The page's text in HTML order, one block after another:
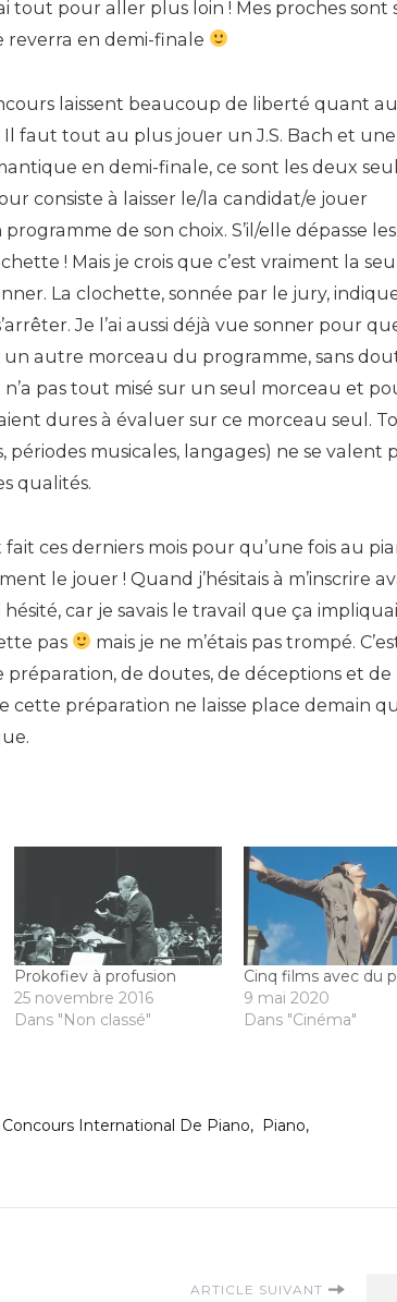
tout pour aller plus loin ! Mes proches sont
reverra en demi-finale
laissent beaucoup de liberté quant au
faut tout au plus jouer un J.S. Bach et une
en demi-finale, ce sont les deux
consiste à laisser le/la candidat/e jouer
de son choix. S’il/elle dépasse les
! Mais je crois que c’est vraiment la
La clochette, sonnée par le jury,
Je l’ai aussi déjà vue sonner pour
autre morceau du programme, sans
pas tout misé sur un seul morceau et
dures à évaluer sur ce morceau seul.
musicales, langages) ne se valent
qualités.
fait ces derniers mois pour qu’une fois au
le jouer ! Quand j’hésitais à m’inscrire
car je savais le travail que ça
pas
mais je ne m’étais pas trompé.
de doutes, de déceptions et de
cette préparation ne laisse place demain
Prokofiev à profusion
25 novembre 2016
Dans "Non classé"
Cinq films avec du
9 mai 2020
Dans "Cinéma"
Concours International De Piano Piano
ARTICLE SUIVANT